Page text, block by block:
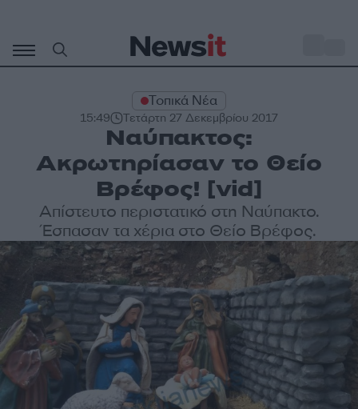
περιεχόμενο
Τοπικά Νέα
15:49 Τετάρτη 27 Δεκεμβρίου 2017
Ναύπακτος:
Ακρωτηρίασαν το Θείο
Βρέφος! [vid]
Απίστευτο περιστατικό στη Ναύπακτο.
Έσπασαν τα χέρια στο Θείο Βρέφος.